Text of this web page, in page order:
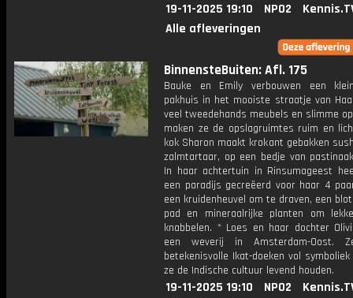
19-11-2025 19:10 NPO2
Alle afleveringen
BinnensteBuiten: Afl. 175
Bauke en Emily verbouwen een
pakhuis in het mooiste straatje van
veel tweedehands meubels en slimme
maken ze de opslagruimtes ruim en
kok Sharon maakt krokant gebakken
zalmtartaar, op een bedje van
In haar achtertuin in Rinsumageest
een paradijs gecreëerd voor haar 4
een kruidenheuvel om te draven, een
pad en mineraalrijke planten om
knabbelen. * Loes en haar dochter
een weverij in Amsterdam-Oost.
betekenisvolle Ikat-doeken vol
ze de Indische cultuur levend houden.
19-11-2025 19:10 NPO2